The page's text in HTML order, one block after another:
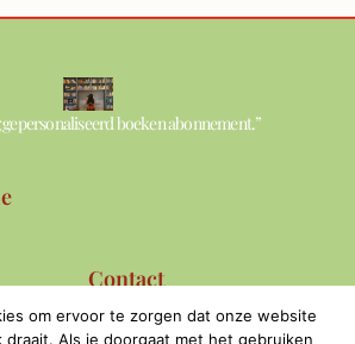
boeken abonnement.”
Contact
info@thebookshelf.nl
Bereikbaar: ma t/m vrij van 09:00 -
om ervoor te zorgen dat onze website
draait. Als je doorgaat met het gebruiken